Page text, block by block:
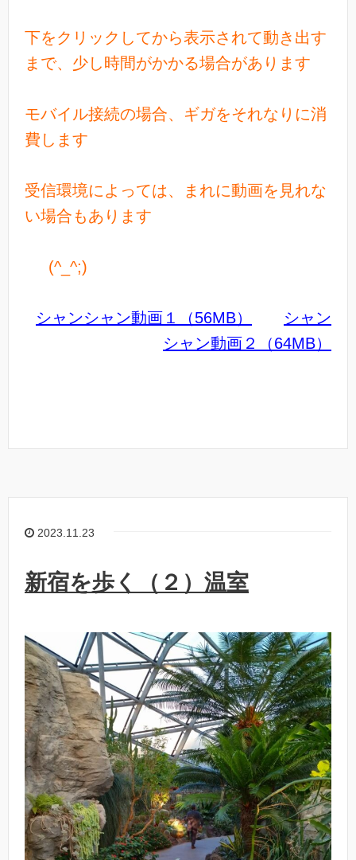
下をクリックしてから表示されて動き出す
まで、少し時間がかかる場合があります
モバイル接続の場合、ギガをそれなりに消
費します
受信環境によっては、まれに動画を見れな
い場合もあります
(^_^;)
シャンシャン動画１（56MB）
シャン
シャン動画２（64MB）
2023.11.23
新宿を歩く（２）温室